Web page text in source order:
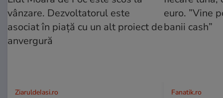
ZiaruldeIasi.ro Fanatik.ro